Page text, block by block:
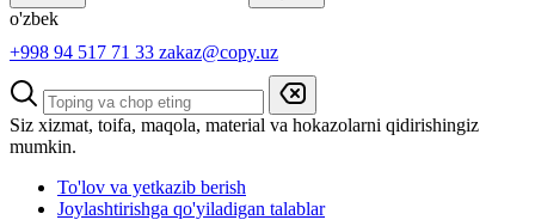
o'zbek
+998 94 517 71 33 zakaz@copy.uz
Siz xizmat, toifa, maqola, material va hokazolarni qidirishingiz
mumkin.
To'lov va yetkazib berish
Joylashtirishga qo'yiladigan talablar